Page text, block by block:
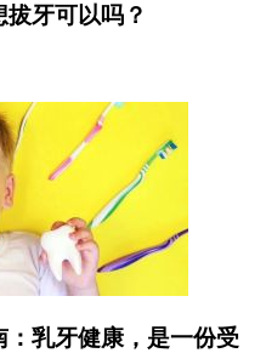
牙可以吗？
乳牙健康，是一份受